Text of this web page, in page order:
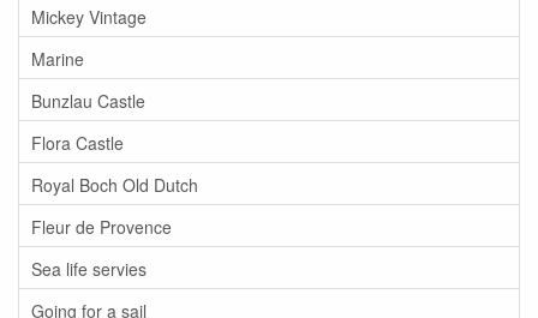
Mickey Vintage
Marine
Bunzlau Castle
Flora Castle
Royal Boch Old Dutch
Fleur de Provence
Sea life servies
Going for a sail